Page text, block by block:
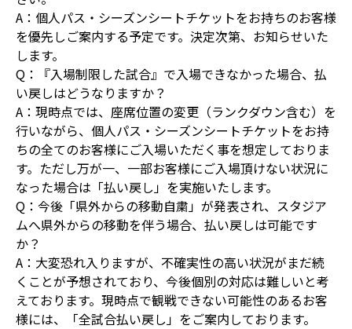
A：個人パス・シーズンシートチケットをお持ちのお客様
を優先しご案内する予定です。決定次第、お知らせいた
します。
Q：『入場制限した試合』で入場できなかった場合、払
い戻しはどうなりますか？
A：現時点では、座席位置の変更（ランクダウン含む）を
行いながら、個人パス・シーズンシートチケットをお持
ちの全てのお客様にご入場いただく事を想定しておりま
す。ただし万が一、一部お客様にご入場頂けない状況に
なった場合は「払い戻し」を実施いたします。
Q：今後「県外からの移動自粛」が発表され、スタジア
ムへ県外からの移動を伴う場合、払い戻しは可能です
か？
A：大変恐れ入りますが、不確実性の高い状況がまだ続
くことが予想されており、今後個別の対応は難しいと考
えております。現時点で観戦できない可能性のあるお客
様には、「全試合払い戻し」をご案内しております。